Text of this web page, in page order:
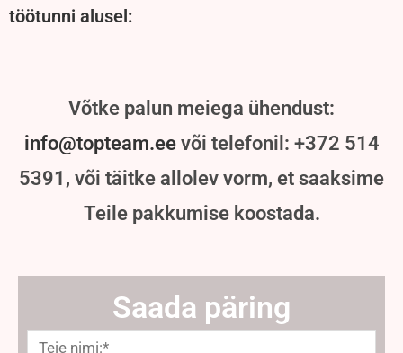
töötunni alusel:
Võtke palun meiega ühendust:
info@topteam.eevõi telefonil: +372 514
5391, või täitke allolev vorm, et saaksime
Teile pakkumise koostada.
Saada päring